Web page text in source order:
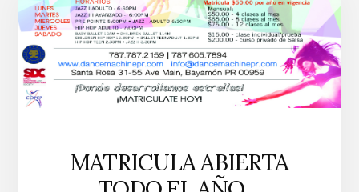
MATRICULA ABIERTA